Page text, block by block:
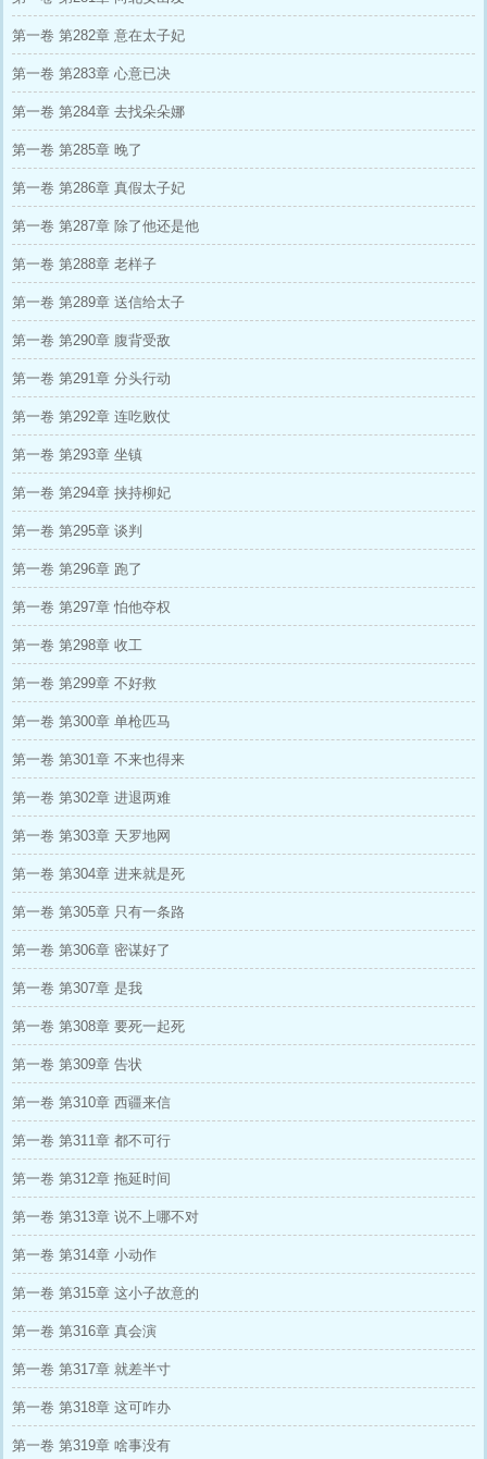
第一卷 第282章 意在太子妃
第一卷 第283章 心意已决
第一卷 第284章 去找朵朵娜
第一卷 第285章 晚了
第一卷 第286章 真假太子妃
第一卷 第287章 除了他还是他
第一卷 第288章 老样子
第一卷 第289章 送信给太子
第一卷 第290章 腹背受敌
第一卷 第291章 分头行动
第一卷 第292章 连吃败仗
第一卷 第293章 坐镇
第一卷 第294章 挟持柳妃
第一卷 第295章 谈判
第一卷 第296章 跑了
第一卷 第297章 怕他夺权
第一卷 第298章 收工
第一卷 第299章 不好救
第一卷 第300章 单枪匹马
第一卷 第301章 不来也得来
第一卷 第302章 进退两难
第一卷 第303章 天罗地网
第一卷 第304章 进来就是死
第一卷 第305章 只有一条路
第一卷 第306章 密谋好了
第一卷 第307章 是我
第一卷 第308章 要死一起死
第一卷 第309章 告状
第一卷 第310章 西疆来信
第一卷 第311章 都不可行
第一卷 第312章 拖延时间
第一卷 第313章 说不上哪不对
第一卷 第314章 小动作
第一卷 第315章 这小子故意的
第一卷 第316章 真会演
第一卷 第317章 就差半寸
第一卷 第318章 这可咋办
第一卷 第319章 啥事没有